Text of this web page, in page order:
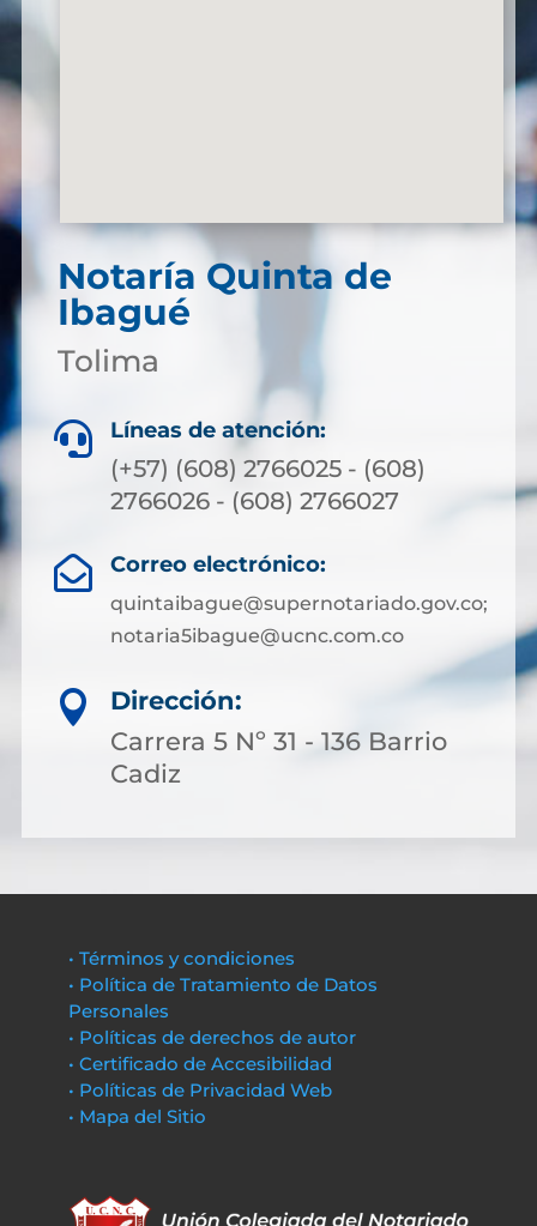
Notaría Quinta de
Ibagué
Tolima
 Líneas de atención:
(+57) (608) 2766025 - (608)
2766026 - (608) 2766027
 Correo electrónico:
quintaibague@supernotariado.gov.co;
notaria5ibague@ucnc.com.co

Dirección:
Carrera 5 Nº 31 - 136 Barrio
Cadiz
• Términos y condiciones
• Política de Tratamiento de Datos
Personales
• Políticas de derechos de autor
• Certificado de Accesibilidad
• Políticas de Privacidad Web
• Mapa del Sitio